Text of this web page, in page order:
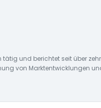
tätig und berichtet seit über
von Marktentwicklungen